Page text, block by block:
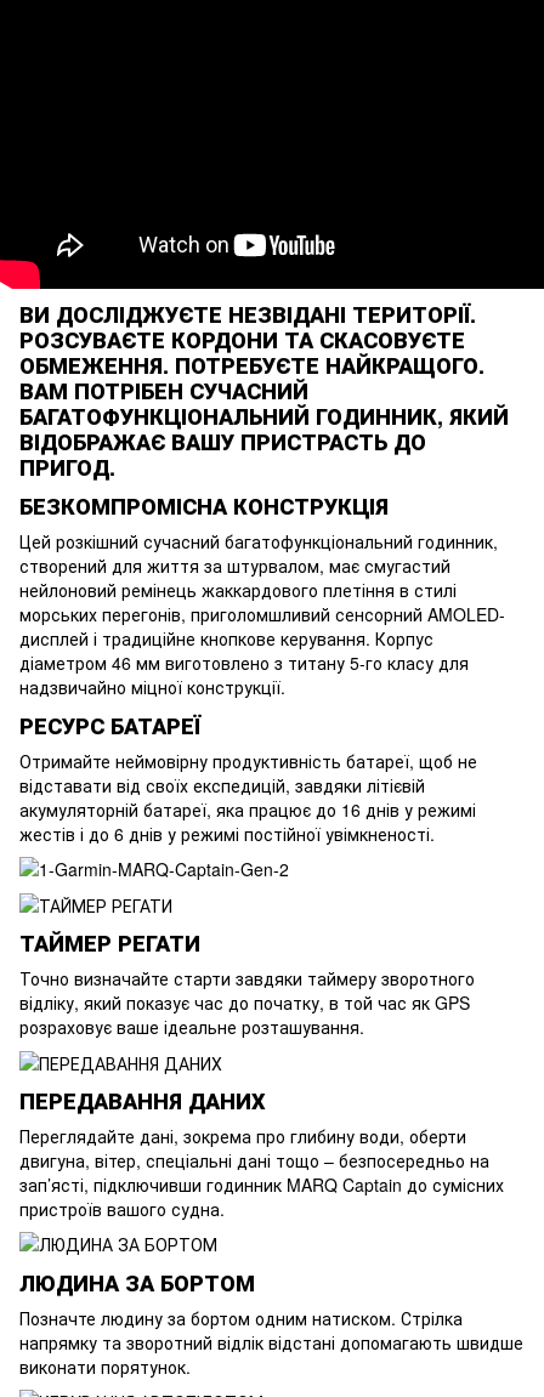
ВИ ДОСЛІДЖУЄТЕ НЕЗВІДАНІ ТЕРИТОРІЇ.
РОЗСУВАЄТЕ КОРДОНИ ТА СКАСОВУЄТЕ
ОБМЕЖЕННЯ. ПОТРЕБУЄТЕ НАЙКРАЩОГО.
ВАМ ПОТРІБЕН СУЧАСНИЙ
БАГАТОФУНКЦІОНАЛЬНИЙ ГОДИННИК, ЯКИЙ
ВІДОБРАЖАЄ ВАШУ ПРИСТРАСТЬ ДО
ПРИГОД.
БЕЗКОМПРОМІСНА КОНСТРУКЦІЯ
Цей розкішний сучасний багатофункціональний годинник,
створений для життя за штурвалом, має смугастий
нейлоновий ремінець жаккардового плетіння в стилі
морських перегонів, приголомшливий сенсорний AMOLED-
дисплей і традиційне кнопкове керування. Корпус
діаметром 46 мм виготовлено з титану 5-го класу для
надзвичайно міцної конструкції.
РЕСУРС БАТАРЕЇ
Отримайте неймовірну продуктивність батареї, щоб не
відставати від своїх експедицій, завдяки літієвій
акумуляторній батареї, яка працює до 16 днів у режимі
жестів і до 6 днів у режимі постійної увімкненості.
ТАЙМЕР РЕГАТИ
Точно визначайте старти завдяки таймеру зворотного
відліку, який показує час до початку, в той час як GPS
розраховує ваше ідеальне розташування.
ПЕРЕДАВАННЯ ДАНИХ
Переглядайте дані, зокрема про глибину води, оберти
двигуна, вітер, спеціальні дані тощо – безпосередньо на
зап’ясті, підключивши годинник MARQ Captain до сумісних
пристроїв вашого судна.
ЛЮДИНА ЗА БОРТОМ
Позначте людину за бортом одним натиском. Стрілка
напрямку та зворотний відлік відстані допомагають швидше
виконати порятунок.